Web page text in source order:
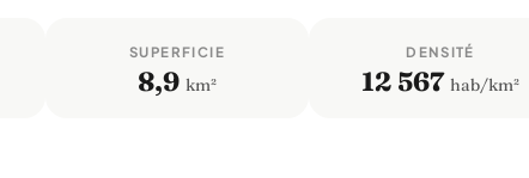
SUPERFICIE
8,9 km²
DENSITÉ
12 567 hab/km²